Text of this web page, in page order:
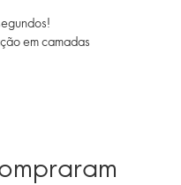
em camadas